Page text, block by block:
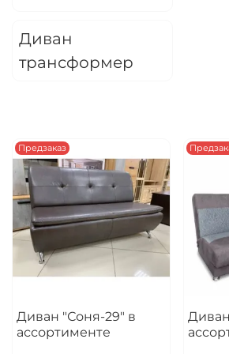
Диван
трансформер
Предзаказ
Диван "Соня-29" в
ассортименте
любого банка
Оставшиеся
% будут
списыватьсяс вашей карты
по
25% каждые 2 недели
Подробнее